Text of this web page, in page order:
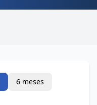
6 meses